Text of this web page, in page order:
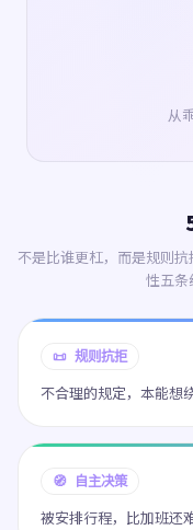
从
不是比谁更杠，而是规则
性五条
📜 规则抗拒
不合理的规定，本能想
🧭 自主决策
被安排行程，比加班还难